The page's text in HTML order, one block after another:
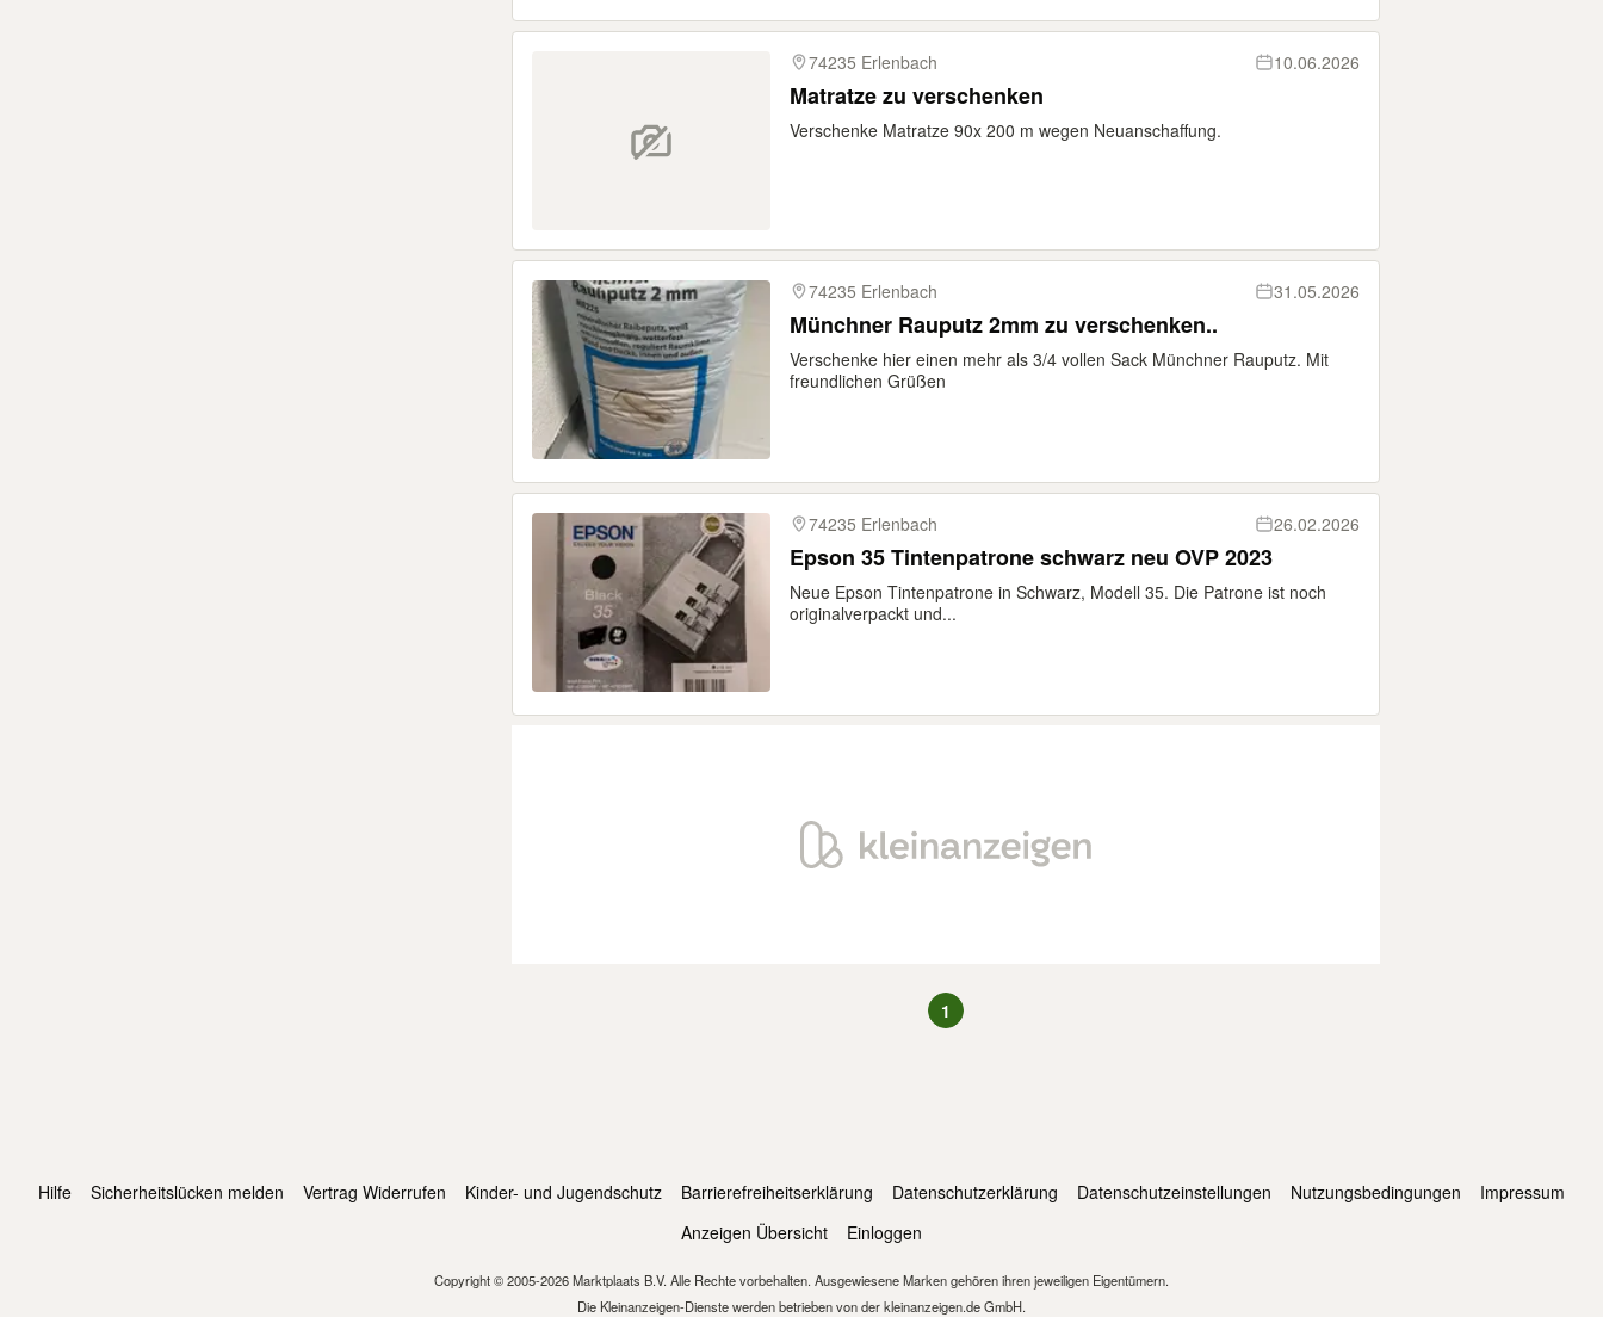
74235 Erlenbach 10.06.2026
Matratze zu verschenken
Verschenke Matratze 90x 200 m wegen Neuanschaffung.
74235 Erlenbach 31.05.2026
Münchner Rauputz 2mm zu verschenken..
Verschenke hier einen mehr als 3/4 vollen Sack Münchner Rauputz. Mit
freundlichen Grüßen
74235 Erlenbach 26.02.2026
Epson 35 Tintenpatrone schwarz neu OVP 2023
Neue Epson Tintenpatrone in Schwarz, Modell 35. Die Patrone ist noch
originalverpackt und...
1
Hilfe Sicherheitslücken melden Vertrag Widerrufen Kinder- und Jugendschutz Barrierefreiheitserklärung Datenschutzerklärung Datenschutzeinstellungen Nutzungsbedingungen
Impressum
Anzeigen Übersicht
Einloggen
Copyright © 2005-2026 Marktplaats B.V. Alle Rechte vorbehalten. Ausgewiesene Marken gehören ihren jeweiligen Eigentümern.
Die Kleinanzeigen-Dienste werden betrieben von der kleinanzeigen.de GmbH.